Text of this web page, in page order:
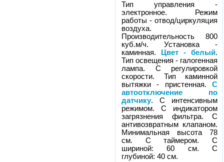
Тип управления -
электронное. Режим
работы - отвод/циркуляция
воздуха.
Производительность 800
куб.м/ч. Установка -
каминная.
Цвет - белый.
Тип освещения - галогенная
лампа. С регулировкой
скорости. Тип каминной
вытяжки - пристенная.С
автоотключение по
датчику. С интенсивным
режимом. С индикатором
загрязнения фильтра. С
антивозвратным клапаном.
Минимальная высота 78
см. С таймером. С
шириной: 60 см. С
глубиной: 40 см.